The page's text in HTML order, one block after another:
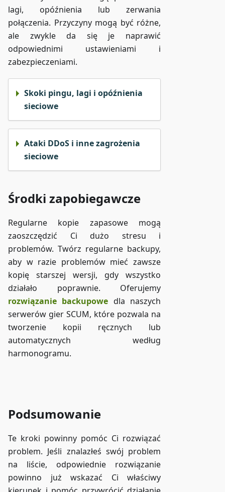
lagi, opóźnienia lub zerwania
połączenia. Przyczyny mogą być różne,
ale zwykle da się je naprawić
odpowiednimi ustawieniami i
zabezpieczeniami.
Skoki pingu, lagi i opóźnienia
sieciowe
Ataki DDoS i inne zagrożenia
sieciowe
Środki zapobiegawcze
Regularne kopie zapasowe mogą
zaoszczędzić Ci dużo stresu i
problemów. Twórz regularne backupy,
aby w razie problemów mieć zawsze
kopię starszej wersji, gdy wszystko
działało poprawnie. Oferujemy
rozwiązanie backupowe dla naszych
serwerów gier SCUM, które pozwala na
tworzenie kopii ręcznych lub
automatycznych według
harmonogramu.
Podsumowanie
Te kroki powinny pomóc Ci rozwiązać
problem. Jeśli znalazłeś swój problem
na liście, odpowiednie rozwiązanie
powinno już wskazać Ci właściwy